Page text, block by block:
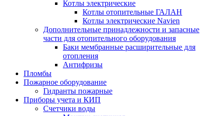
Котлы электрические
Котлы отопительные ГАЛАН
Котлы электрические Navien
Дополнительные принадлежности и запасные
части для отопительного оборудования
Баки мембранные расширительные для
отопления
Антифризы
Пломбы
Пожарное оборудование
Гидранты пожарные
Приборы учета и КИП
Счетчики воды